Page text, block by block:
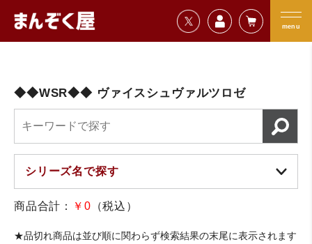
=================================
menu
まんぞく屋 格安TCG通販
◆◆WSR◆◆ ヴァイスシュヴァルツロゼ
商品合計： ￥0 （税込）
★品切れ商品は並び順に関わらず検索結果の末尾に表示されます